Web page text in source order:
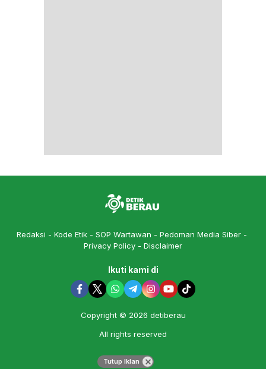
Redaksi Kode Etik SOP Wartawan
Pedoman Media Siber
Privacy Policy
Disclaimer
Ikuti kami di
Copyright © 2026 detiberau
All rights reserved
Tutup Iklan